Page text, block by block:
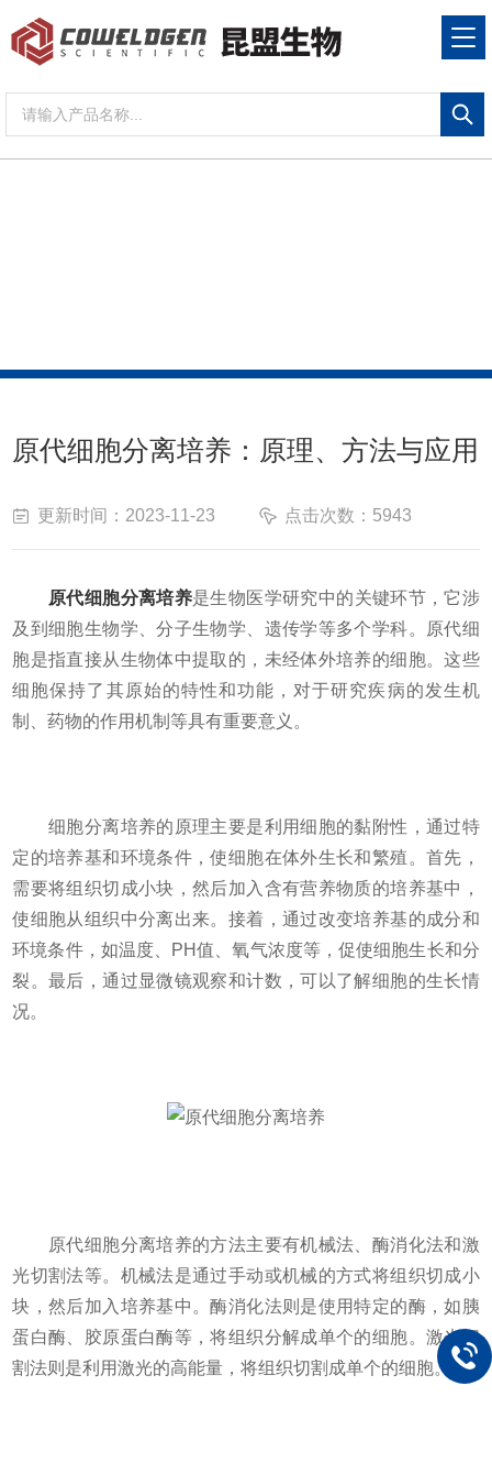
原代细胞分离培养：原理、方法与应用
更新时间：2023-11-23 点击次数：5943
原代细胞分离培养是生物医学研究中的关键环节，它涉
及到细胞生物学、分子生物学、遗传学等多个学科。原代细
胞是指直接从生物体中提取的，未经体外培养的细胞。这些
细胞保持了其原始的特性和功能，对于研究疾病的发生机
制、药物的作用机制等具有重要意义。
细胞分离培养的原理主要是利用细胞的黏附性，通过特
定的培养基和环境条件，使细胞在体外生长和繁殖。首先，
需要将组织切成小块，然后加入含有营养物质的培养基中，
使细胞从组织中分离出来。接着，通过改变培养基的成分和
环境条件，如温度、PH值、氧气浓度等，促使细胞生长和分
裂。最后，通过显微镜观察和计数，可以了解细胞的生长情
况。
原代细胞分离培养的方法主要有机械法、酶消化法和激
光切割法等。机械法是通过手动或机械的方式将组织切成小
块，然后加入培养基中。酶消化法则是使用特定的酶，如胰
蛋白酶、胶原蛋白酶等，将组织分解成单个的细胞。激光切
割法则是利用激光的高能量，将组织切割成单个的细胞。